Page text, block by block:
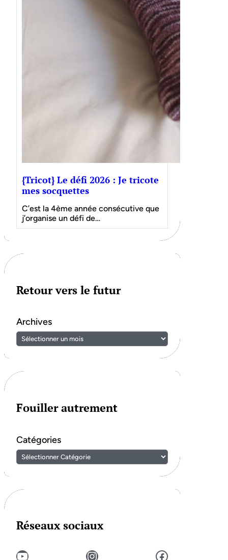
{Tricot} Le défi 2026 : Je tricote
mes socquettes
C’est la 4ème année consécutive que
j’organise un défi de…
Retour vers le futur
Archives
Fouiller autrement
Catégories
Réseaux sociaux
YouTube Instagram Facebook